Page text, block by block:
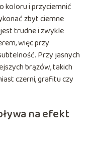
koloru i przyciemnić
zbyt ciemne
trudne i zwykle
więc przy
Przy jasnych
brązów, takich
czerni, grafitu czy
na efekt